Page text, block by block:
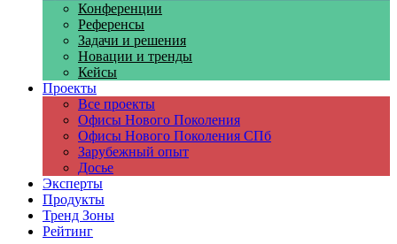
Конференции
Референсы
Задачи и решения
Новации и тренды
Кейсы
Проекты
Все проекты
Офисы Нового Поколения
Офисы Нового Поколения СПб
Зарубежный опыт
Досье
Эксперты
Продукты
Тренд Зоны
Рейтинг